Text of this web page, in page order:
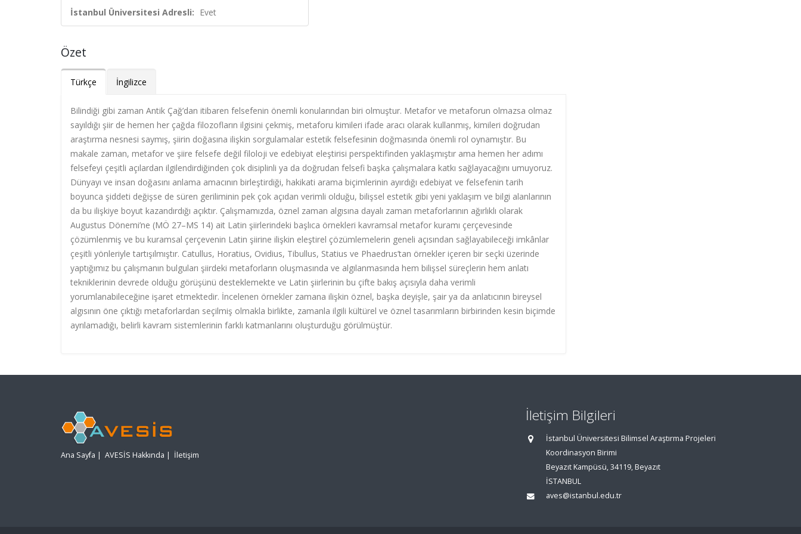
İstanbul Üniversitesi Adresli: Evet
Özet
Türkçe İngilizce
Bilindiği gibi zaman Antik Çağ’dan itibaren felsefenin önemli konularından biri olmuştur. Metafor ve metaforun olmazsa olmaz
sayıldığı şiir de hemen her çağda filozofların ilgisini çekmiş, metaforu kimileri ifade aracı olarak kullanmış, kimileri doğrudan
araştırma nesnesi saymış, şiirin doğasına ilişkin sorgulamalar estetik felsefesinin doğmasında önemli rol oynamıştır. Bu
makale zaman, metafor ve şiire felsefe değil filoloji ve edebiyat eleştirisi perspektifinden yaklaşmıştır ama hemen her adımı
felsefeyi çeşitli açılardan ilgilendirdiğinden çok disiplinli ya da doğrudan felsefi başka çalışmalara katkı sağlayacağını umuyoruz.
Dünyayı ve insan doğasını anlama amacının birleştirdiği, hakikati arama biçimlerinin ayırdığı edebiyat ve felsefenin tarih
boyunca şiddeti değişse de süren geriliminin pek çok açıdan verimli olduğu, bilişsel estetik gibi yeni yaklaşım ve bilgi alanlarının
da bu ilişkiye boyut kazandırdığı açıktır. Çalışmamızda, öznel zaman algısına dayalı zaman metaforlarının ağırlıklı olarak
Augustus Dönemi’ne (MÖ 27–MS 14) ait Latin şiirlerindeki başlıca örnekleri kavramsal metafor kuramı çerçevesinde
çözümlenmiş ve bu kuramsal çerçevenin Latin şiirine ilişkin eleştirel çözümlemelerin geneli açısından sağlayabileceği imkânlar
çeşitli yönleriyle tartışılmıştır. Catullus, Horatius, Ovidius, Tibullus, Statius ve Phaedrus’tan örnekler içeren bir seçki üzerinde
yaptığımız bu çalışmanın bulguları şiirdeki metaforların oluşmasında ve algılanmasında hem bilişsel süreçlerin hem anlatı
tekniklerinin devrede olduğu görüşünü desteklemekte ve Latin şiirlerinin bu çifte bakış açısıyla daha verimli
yorumlanabileceğine işaret etmektedir. İncelenen örnekler zamana ilişkin öznel, başka deyişle, şair ya da anlatıcının bireysel
algısının öne çıktığı metaforlardan seçilmiş olmakla birlikte, zamanla ilgili kültürel ve öznel tasarımların birbirinden kesin biçimde
ayrılamadığı, belirli kavram sistemlerinin farklı katmanlarını oluşturduğu görülmüştür.
Ana Sayfa | AVESİS Hakkında | İletişim
İletişim Bilgileri
İstanbul Üniversitesi Bilimsel Araştırma Projeleri
Koordinasyon Birimi
Beyazıt Kampüsü, 34119, Beyazıt
İSTANBUL
aves@istanbul.edu.tr